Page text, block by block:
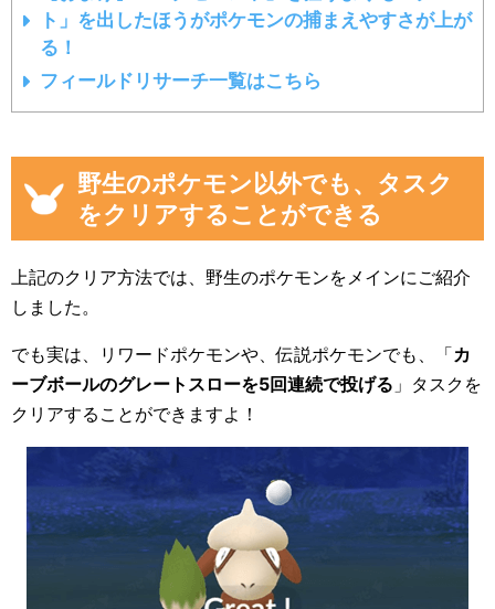
ト」を出したほうがポケモンの捕まえやすさが上が
る！
フィールドリサーチ一覧はこちら
野生のポケモン以外でも、タスク
をクリアすることができる
上記のクリア方法では、野生のポケモンをメインにご紹介
しました。
でも実は、リワードポケモンや、伝説ポケモンでも、「カ
ーブボールのグレートスローを5回連続で投げる 」タスクを
クリアすることができますよ！